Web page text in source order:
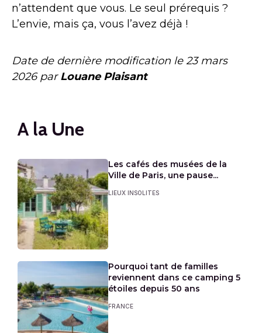
n’attendent que vous. Le seul prérequis ?
L’envie, mais ça, vous l’avez déjà !
Date de dernière modification le23 mars
2026parLouane Plaisant
A la Une
Les cafés des musées de la
Ville de Paris, une pause...
LIEUX INSOLITES
Pourquoi tant de familles
reviennent dans ce camping 5
étoiles depuis 50 ans
FRANCE